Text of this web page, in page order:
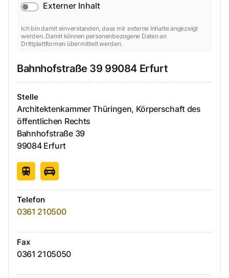
Externer Inhalt
Ich bin damit einverstanden, dass mir externe Inhalte angezeigt
werden. Damit können personenbezogene Daten an
Drittplattformen übermittelt werden.
Bahnhofstraße 39 99084 Erfurt
Stelle
Architektenkammer Thüringen, Körperschaft des
öffentlichen Rechts
Bahnhofstraße 39
99084 Erfurt
Telefon
0361 210500
Fax
0361 2105050